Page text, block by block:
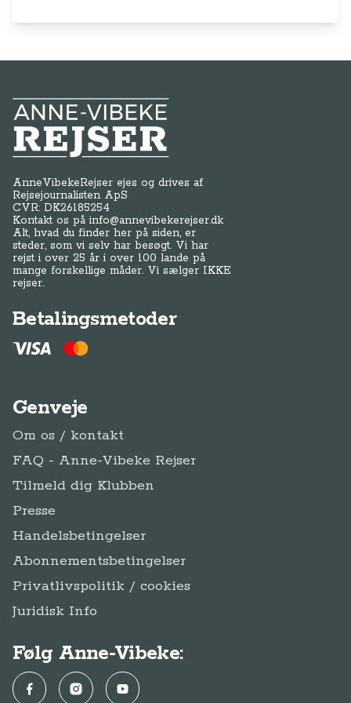
Anne-Vibeke Rejser
AnneVibekeRejser ejes og drives af
Rejsejournalisten ApS
CVR: DK26185254
Kontakt os påinfo@annevibekerejser.dk
Alt, hvad du finder her på siden, er
steder, som vi selv har besøgt. Vi har
rejst i over 25 år i over 100 lande på
mange forskellige måder. Vi sælger IKKE
rejser.
Betalingsmetoder
Genveje
Om os / kontakt
FAQ - Anne-Vibeke Rejser
Tilmeld dig Klubben
Presse
Handelsbetingelser
Abonnementsbetingelser
Privatlivspolitik / cookies
Juridisk Info
Følg Anne-Vibeke:
FacebookInstagramYouTube